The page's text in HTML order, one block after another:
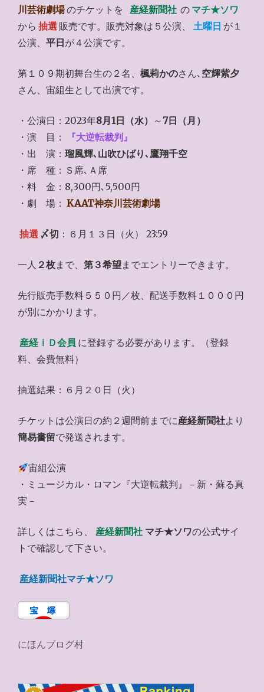
川芸術劇場のチケットを 産経新聞社 の マチ★ソワ
から 抽選 販売です。販売対象は５公演、 土曜日 が１
公演、 平日 が４公演です。
第１０９期初舞台生の２名、 楓莉かのさん､ 空輝紫夕
さん、宙組生として出演です。
・公演日：2023年8月1日（水） ～7日（月）
・演 目：
『大逆転裁判』
・出 演： 瑠風輝､山吹ひばり､鷹翔千空
・席 種：Ｓ席､Ａ席
・料 金：8,300円､5,500円
・劇 場： KAAT神奈川芸術劇場
抽選 〆切 ：６月１３日（火） 23:59
一人 ２枚まで、 第３希望までエントリーできます。
先行販売手数料５５０円／枚、配送手数料１０００円
が別にかかります。
産経ｉＤ会員 に登録する必要があります。（登録
料、会費無料）
抽選結果：６月２０日（火）
チケットは公演日の約２週間前までに産経新聞社より
簡易書留で発送されます。
宙組公演
・ミュージカル・ロマン『大逆転裁判』－新・蘇る真
実－
詳しくはこちら、 産経新聞社 マチ★ソワの公式サイ
トで確認して下さい。
産経新聞社マチ★ソワ
にほんブログ村